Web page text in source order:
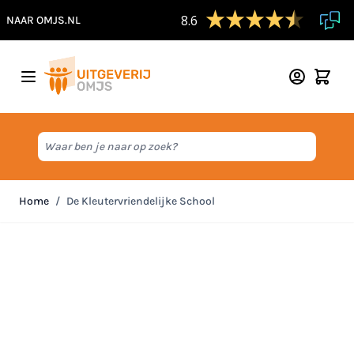
NAAR OMJS.NL 8.6
Waar ben je naar op zoek?
Home / De Kleutervriendelijke School